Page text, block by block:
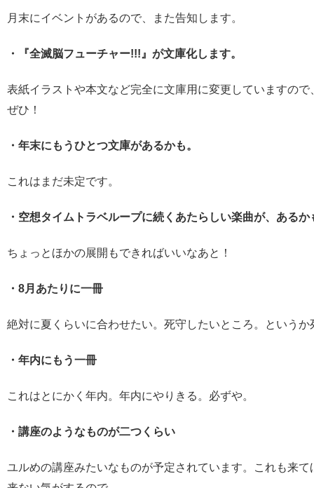
月末にイベントがあるので、また告知します。
・『全滅脳フューチャー!!!』が文庫化します。
表紙イラストや本文など完全に文庫用に変更していますので
ぜひ！
・年末にもうひとつ文庫があるかも。
これはまだ未定です。
・空想タイムトラベループに続くあたらしい楽曲が、あるか
ちょっとほかの展開もできればいいなあと！
・8月あたりに一冊
絶対に夏くらいに合わせたい。死守したいところ。というか
・年内にもう一冊
これはとにかく年内。年内にやりきる。必ずや。
・講座のようなものが二つくらい
ユルめの講座みたいなものが予定されています。これも来